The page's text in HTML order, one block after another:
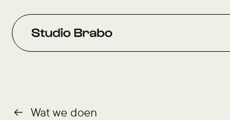
Verder naar navigatie
Ga naar hoofdinhoud
Footer
Wat we doen